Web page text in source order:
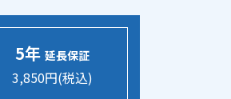
5年 延長保証
3,850円(税込)